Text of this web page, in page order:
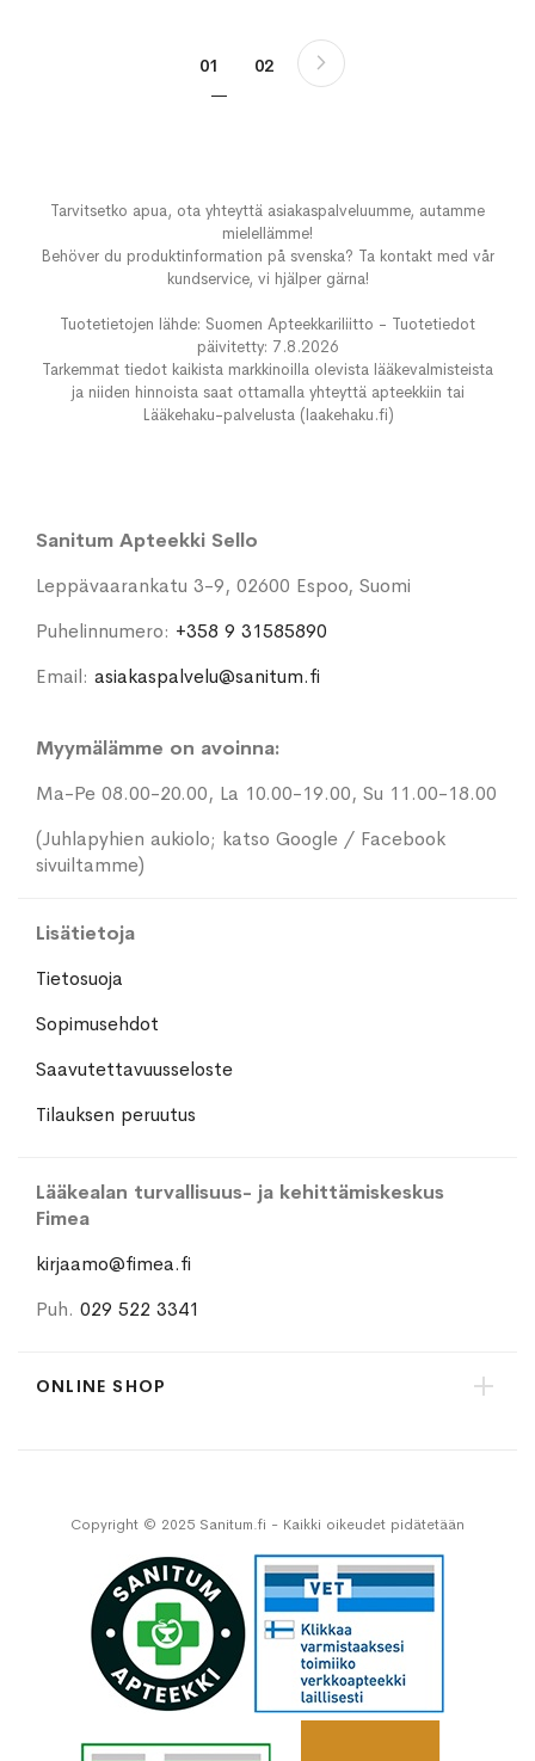
You're currently reading page
01 Sivu
02 Sivu
Seuraava
Tarvitsetko apua, ota yhteyttä asiakaspalveluumme, autamme
mielellämme!
Behöver du produktinformation på svenska? Ta kontakt med vår
kundservice, vi hjälper gärna!
Tuotetietojen lähde: Suomen Apteekkariliitto - Tuotetiedot
päivitetty: 7.8.2026
Tarkemmat tiedot kaikista markkinoilla olevista lääkevalmisteista
ja niiden hinnoista saat ottamalla yhteyttä apteekkiin tai
Lääkehaku-palvelusta (laakehaku.fi)
Sanitum Apteekki Sello
Leppävaarankatu 3-9, 02600 Espoo, Suomi
Puhelinnumero: +358 9 31585890
Email: asiakaspalvelu@sanitum.fi
Myymälämme on avoinna:
Ma-Pe 08.00-20.00, La 10.00-19.00, Su 11.00-18.00
(Juhlapyhien aukiolo; katso Google / Facebook
sivuiltamme)
Lisätietoja
Tietosuoja
Sopimusehdot
Saavutettavuusseloste
Tilauksen peruutus
Lääkealan turvallisuus- ja kehittämiskeskus
Fimea
kirjaamo@fimea.fi
Puh. 029 522 3341
ONLINE SHOP
Copyright © 2025 Sanitum.fi - Kaikki oikeudet pidätetään